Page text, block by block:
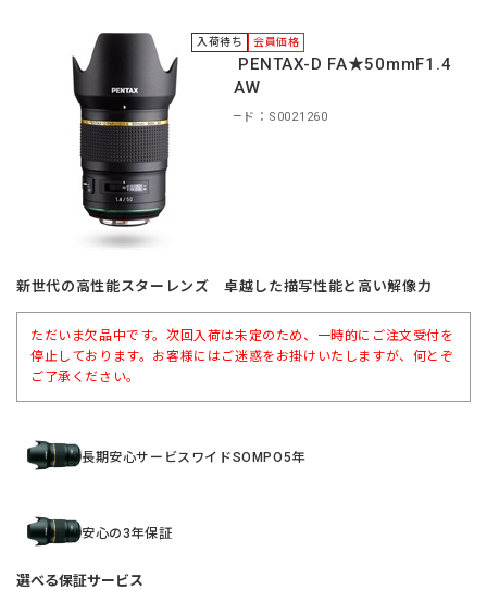
入荷待ち 会員価格
＊HD PENTAX-D FA★50mmF1.4
SDM AW
商品コード：S0021260
新世代の高性能スターレンズ 卓越した描写性能と高い解像力
ただいま欠品中です。次回入荷は未定のため、一時的にご注文受付を
停止しております。お客様にはご迷惑をお掛けいたしますが、何とぞ
ご了承ください。
長期安心サービスワイドSOMPO5年
安心の3年保証
選べる保証サービス